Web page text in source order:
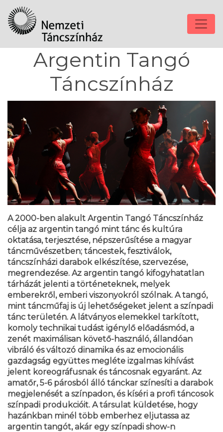
Argentin Tangó
Táncszínház
A 2000-ben alakult Argentin Tangó Táncszínház
célja az argentin tangó mint tánc és kultúra
oktatása, terjesztése, népszerűsítése a magyar
táncművészetben; táncestek, fesztiválok,
táncszínházi darabok elkészítése, szervezése,
megrendezése. Az argentin tangó kifogyhatatlan
tárházát jelenti a történeteknek, melyek
emberekről, emberi viszonyokról szólnak. A tangó,
mint táncműfaj is új lehetőségeket jelent a színpadi
tánc területén. A látványos elemekkel tarkított,
komoly technikai tudást igénylő előadásmód, a
zenét maximálisan követő-használó, állandóan
vibráló és változó dinamika és az emocionális
gazdagság együttes megléte izgalmas kihívást
jelent koreográfusnak és táncosnak egyaránt. Az
amatőr, 5-6 párosból álló tánckar színesíti a darabok
megjelenését a színpadon, és kíséri a profi táncosok
színpadi produkcióit. A társulat küldetése, hogy
hazánkban minél több emberhez eljutassa az
argentin tangót, akár egy színpadi show-n